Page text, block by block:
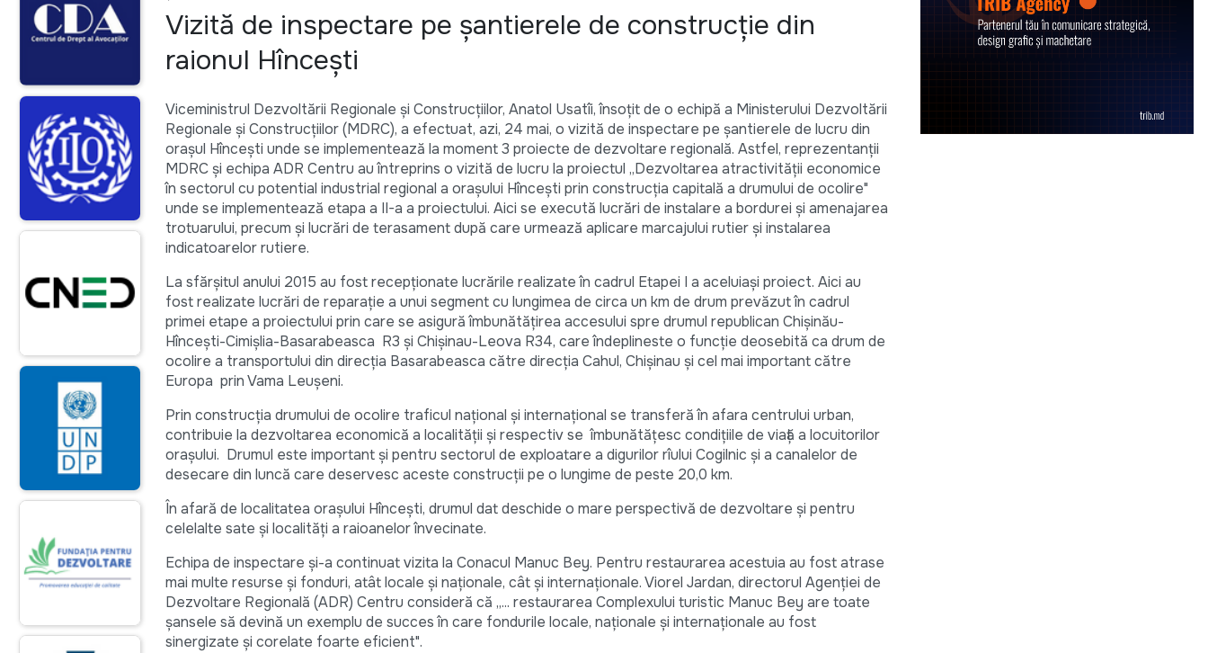
Vizită de inspectare pe șantierele de construcție din
raionul Hîncești
Viceministrul Dezvoltării Regionale și Construcțiilor, Anatol Usatîi, însoțit de o echipă a Ministerului Dezvoltării
Regionale și Construcțiilor (MDRC), a efectuat, azi, 24 mai, o vizită de inspectare pe șantierele de lucru din
orașul Hîncești unde se implementează la moment 3 proiecte de dezvoltare regională. Astfel, reprezentanții
MDRC și echipa ADR Centru au întreprins o vizită de lucru la proiectul „Dezvoltarea atractivității economice
în sectorul cu potential industrial regional a orașului Hîncești prin construcția capitală a drumului de ocolire"
unde se implementează etapa a II-a a proiectului. Aici se execută lucrări de instalare a bordurei și amenajarea
trotuarului, precum și lucrări de terasament după care urmează aplicare marcajului rutier și instalarea
indicatoarelor rutiere.
La sfărșitul anului 2015 au fost recepționate lucrările realizate în cadrul Etapei I a aceluiași proiect. Aici au
fost realizate lucrări de reparație a unui segment cu lungimea de circa un km de drum prevăzut în cadrul
primei etape a proiectului prin care se asigură îmbunătăţirea accesului spre drumul republican Chişinău-
Hînceşti-Cimişlia-Basarabeasca R3 și Chișinau-Leova R34, care îndeplineste o funcţie deosebită ca drum de
ocolire a transportului din direcţia Basarabeasca către direcţia Cahul, Chișinau şi cel mai important către
Europa prin Vama Leușeni.
Prin construcția drumului de ocolire traficul naţional şi internaţional se transferă în afara centrului urban,
contribuie la dezvoltarea economică a localităţii şi respectiv se îmbunătăţesc condiţiile de viaţă a locuitorilor
oraşului. Drumul este important şi pentru sectorul de exploatare a digurilor rîului Cogilnic şi a canalelor de
desecare din luncă care deservesc aceste construcţii pe o lungime de peste 20,0 km.
În afară de localitatea orașului Hîncești, drumul dat deschide o mare perspectivă de dezvoltare şi pentru
celelalte sate şi localităţi a raioanelor învecinate.
Echipa de inspectare și-a continuat vizita la Conacul Manuc Bey. Pentru restaurarea acestuia au fost atrase
mai multe resurse și fonduri, atât locale și naționale, cât și internaționale. Viorel Jardan, directorul Agenției de
Dezvoltare Regională (ADR) Centru consideră că „... restaurarea Complexului turistic Manuc Bey are toate
șansele să devină un exemplu de succes în care fondurile locale, naționale și internaționale au fost
sinergizate și corelate foarte eficient".